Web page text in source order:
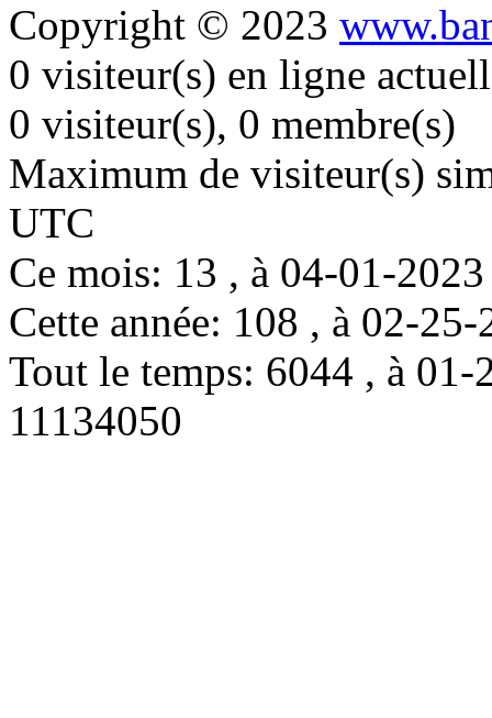
Copyright © 2023
0 visiteur(s) en ligne
0 visiteur(s), 0 membre(s)
Maximum de visiteur(s)
UTC
Ce mois: 13 , à 04-01-
Cette année: 108 , à 02-
Tout le temps: 6044 , à
11134050